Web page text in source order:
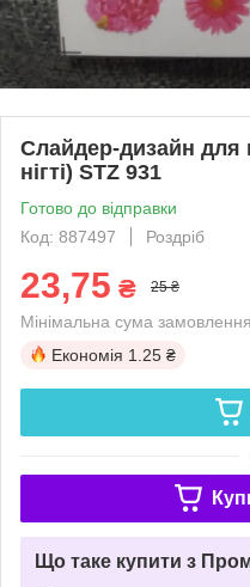
Слайдер-дизайн для
нігті) STZ 931
Готово до відправки
Код: 887497
Роздріб
23,75 ₴ 25 ₴
Мінімальна сума
Економія 1.25 ₴
Що таке купити з